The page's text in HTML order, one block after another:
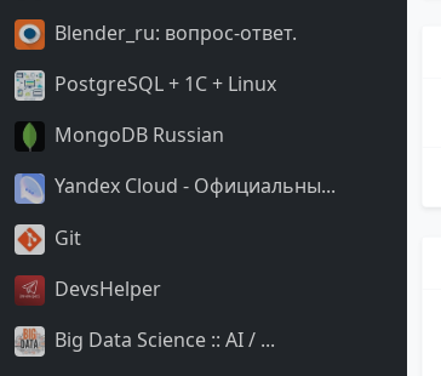
Blender_ru: вопрос-ответ.
PostgreSQL + 1C + Linux
MongoDB Russian
Yandex Cloud - Официальны...
Git
DevsHelper
Big Data Science :: AI / ...